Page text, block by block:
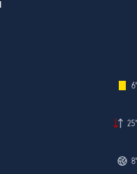
6'
25'
8'